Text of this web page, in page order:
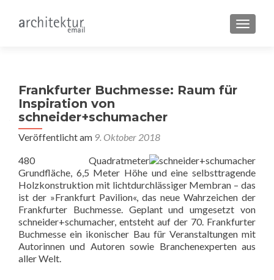
Frankfurter Buchmesse: Raum für
Inspiration von
schneider+schumacher
Veröffentlicht am 9. Oktober 2018
480 Quadratmeter
Grundfläche, 6,5 Meter Höhe und eine selbsttragende
Holzkonstruktion mit lichtdurchlässiger Membran – das
ist der »Frankfurt Pavilion«, das neue Wahrzeichen der
Frankfurter Buchmesse. Geplant und umgesetzt von
schneider+schumacher, entsteht auf der 70. Frankfurter
Buchmesse ein ikonischer Bau für Veranstaltungen mit
Autorinnen und Autoren sowie Branchenexperten aus
aller Welt.